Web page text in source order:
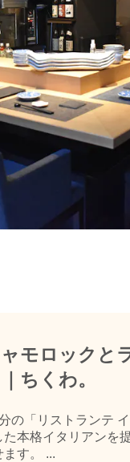
モロックと
ちくわ。
の「リストランテ
本格イタリアンを
す。 ...